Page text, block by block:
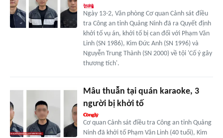
Ngày 13-2, Văn phòng Cơ quan Cảnh sát điều
tra Công an tỉnh Quảng Ninh đã ra Quyết định
khởi tố vụ án, khởi tố bị can đối với Phạm Văn
Linh (SN 1986), Kim Đức Anh (SN 1996) và
Nguyễn Trung Thành (SN 2000) về tội 'Cố ý gây
thương tích'.
Mâu thuẫn tại quán karaoke, 3
người bị khởi tố
Cơ quan Cảnh sát điều tra Công an tỉnh Quảng
Ninh đã khởi tố Phạm Văn Linh (40 tuổi), Kim